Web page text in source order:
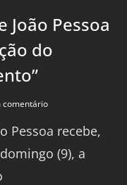
João Pessoa
do
comentário
Pessoa recebe,
(9), a